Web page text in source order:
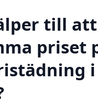
till att
priset
i